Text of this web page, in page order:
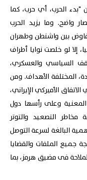
"بدء الحرب، أي حرب، كما
واضح. وما يزيد الحرب
بين واشنطن وطهران
إلا لو خلصت نوايا أطراف
السياسي والعسكري،
المختلفة الأهداف. ومن
الأميركي الإيراني،
المعنية وعلى رأسها دول
التصعيد والتوتر
البالغة لسرعة التوصل
جميع الملفات والقضايا
فى مضيق هرمز، بما